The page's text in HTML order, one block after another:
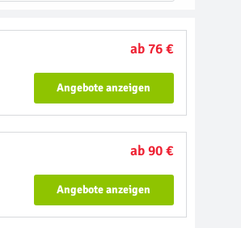
ab 76 €
Angebote anzeigen
ab 90 €
Angebote anzeigen